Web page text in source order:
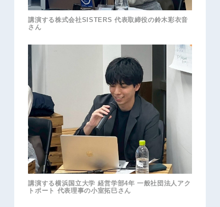
講演する株式会社SISTERS 代表取締役の鈴木彩衣音
さん
講演する横浜国立大学 経営学部4年 一般社団法人アク
トポート 代表理事の小室拓巳さん